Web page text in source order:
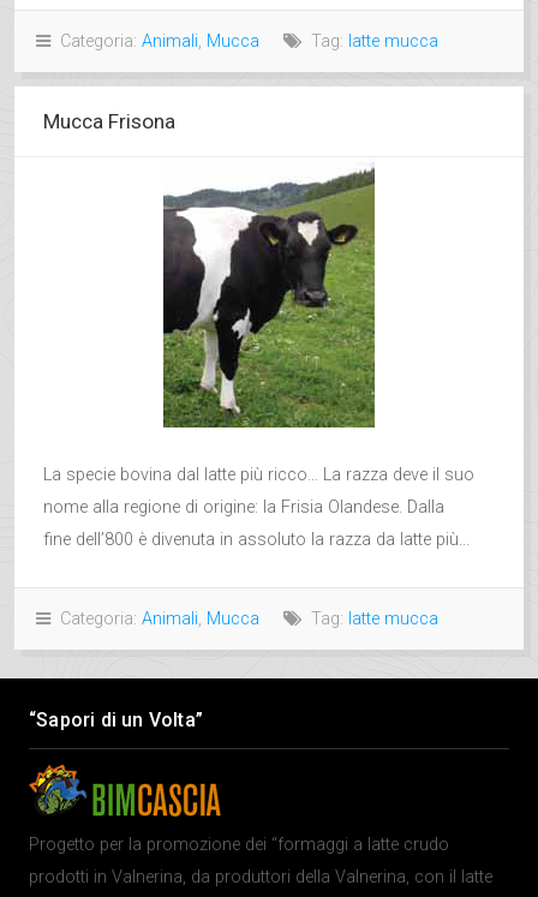
Categoria: Animali, Mucca Tag: latte mucca
Mucca Frisona
La specie bovina dal latte più ricco… La razza deve il suo
nome alla regione di origine: la Frisia Olandese. Dalla
fine dell’800 è divenuta in assoluto la razza da latte più...
Categoria: Animali, Mucca Tag: latte mucca
“Sapori di un Volta”
Progetto per la promozione dei “formaggi a latte crudo
prodotti in Valnerina, da produttori della Valnerina, con il latte